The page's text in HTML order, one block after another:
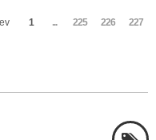
1 ... 225 226 227